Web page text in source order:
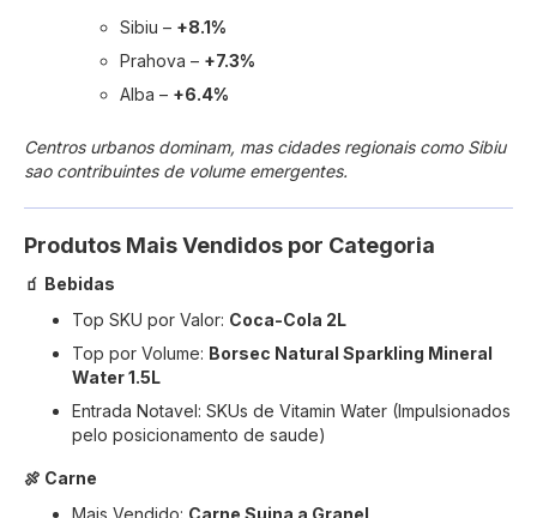
Sibiu – +8.1%
Prahova – +7.3%
Alba – +6.4%
Centros urbanos dominam, mas cidades regionais como Sibiu
sao contribuintes de volume emergentes.
Produtos Mais Vendidos por Categoria
🧃 Bebidas
Top SKU por Valor: Coca-Cola 2L
Top por Volume: Borsec Natural Sparkling Mineral
Water 1.5L
Entrada Notavel: SKUs de Vitamin Water (Impulsionados
pelo posicionamento de saude)
🍖 Carne
Mais Vendido: Carne Suina a Granel